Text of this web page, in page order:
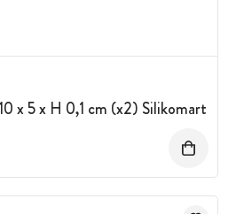
x 5 x H 0,1 cm (x2) Silikomart